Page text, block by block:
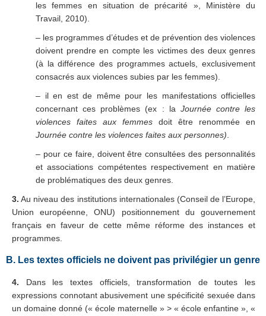
les femmes en situation de précarité », Ministère du
Travail, 2010).
– les programmes d’études et de prévention des violences
doivent prendre en compte les victimes des deux genres
(à la différence des programmes actuels, exclusivement
consacrés aux violences subies par les femmes).
– il en est de même pour les manifestations officielles
concernant ces problèmes (ex : la Journée contre les
violences faites aux femmes doit être renommée en
Journée contre les violences faites aux personnes)
– pour ce faire, doivent être consultées des personnalités
et associations compétentes respectivement en matière
de problématiques des deux genres.
3. Au niveau des institutions internationales (Conseil de l’Europe,
Union européenne, ONU) positionnement du gouvernement
français en faveur de cette même réforme des instances et
programmes.
B. Les textes officiels ne doivent pas privilégier un genre
4. Dans les textes officiels, transformation de toutes les
expressions connotant abusivement une spécificité sexuée dans
un domaine donné (« école maternelle » > « école enfantine », «